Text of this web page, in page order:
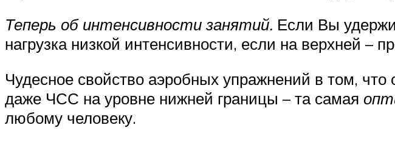
Теперь об интенсивности занятий. Если Вы
нагрузка низкой интенсивности, если на верхней –
Чудесное свойство аэробных упражнений в том,
даже ЧСС на уровне нижней границы – та самая
любому человеку.